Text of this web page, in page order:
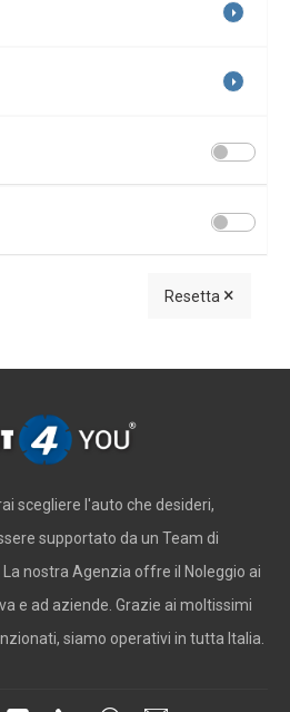
Resetta ×
scegliere l'auto che desideri,
supportato da un Team di
nostra Agenzia offre il Noleggio ai
e ad aziende. Grazie ai moltissimi
siamo operativi in tutta Italia.